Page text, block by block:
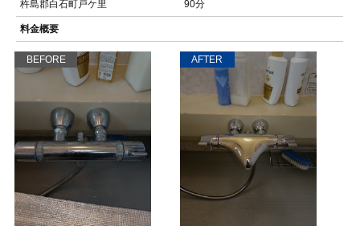
杵島郡白石町戸ケ里
90分
料金概要
BEFORE AFTER